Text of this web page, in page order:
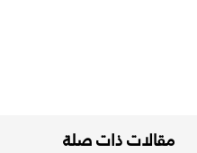
مقالات ذات صلة